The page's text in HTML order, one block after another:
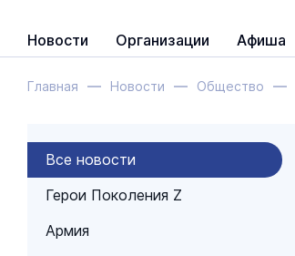
Новости Организации Афиша
Главная Новости Общество
Все новости
Герои Поколения Z
Армия